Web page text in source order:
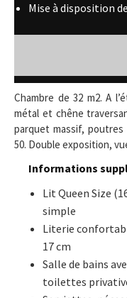
Mise à disposition
Chambre de 32 m2. A
métal et chêne
parquet massif,
50. Double exposition,
Informations
Lit Queen Size
simple
Literie
17 cm
Salle de bains
toilettes